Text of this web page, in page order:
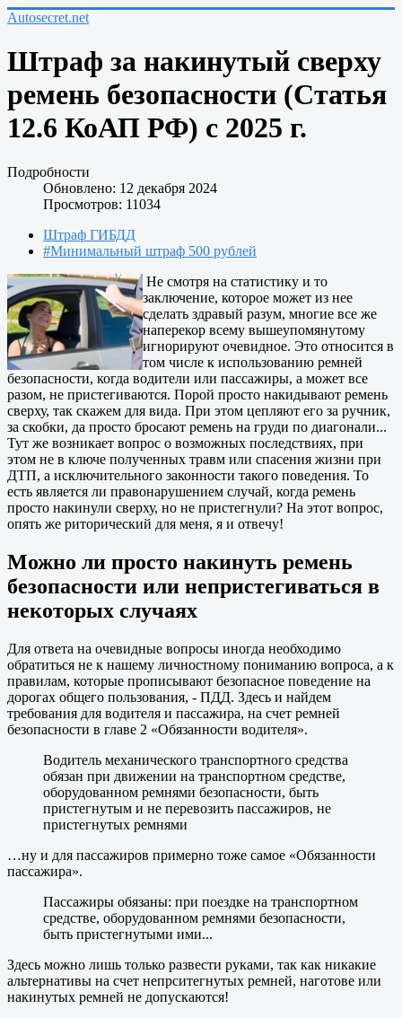
Autosecret.net
Штраф за накинутый сверху
ремень безопасности (Статья
12.6 КоАП РФ) с 2025 г.
Подробности
Обновлено: 12 декабря 2024
Просмотров: 11034
Штраф ГИБДД
#Минимальный штраф 500 рублей
Не смотря на статистику и то
заключение, которое может из нее
сделать здравый разум, многие все же
наперекор всему вышеупомянутому
игнорируют очевидное. Это относится в
том числе к использованию ремней
безопасности, когда водители или пассажиры, а может все
разом, не пристегиваются. Порой просто накидывают ремень
сверху, так скажем для вида. При этом цепляют его за ручник,
за скобки, да просто бросают ремень на груди по диагонали...
Тут же возникает вопрос о возможных последствиях, при
этом не в ключе полученных травм или спасения жизни при
ДТП, а исключительного законности такого поведения. То
есть является ли правонарушением случай, когда ремень
просто накинули сверху, но не пристегнули? На этот вопрос,
опять же риторический для меня, я и отвечу!
Можно ли просто накинуть ремень
безопасности или непристегиваться в
некоторых случаях
Для ответа на очевидные вопросы иногда необходимо
обратиться не к нашему личностному пониманию вопроса, а к
правилам, которые прописывают безопасное поведение на
дорогах общего пользования, - ПДД. Здесь и найдем
требования для водителя и пассажира, на счет ремней
безопасности в главе 2 «Обязанности водителя».
Водитель механического транспортного средства
обязан при движении на транспортном средстве,
оборудованном ремнями безопасности, быть
пристегнутым и не перевозить пассажиров, не
пристегнутых ремнями
…ну и для пассажиров примерно тоже самое «Обязанности
пассажира».
Пассажиры обязаны: при поездке на транспортном
средстве, оборудованном ремнями безопасности,
быть пристегнутыми ими...
Здесь можно лишь только развести руками, так как никакие
альтернативы на счет непрситегнутых ремней, наготове или
накинутых ремней не допускаются!